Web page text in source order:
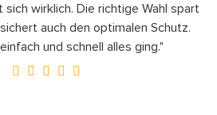
sich wirklich. Die richtige Wahl spart
auch den optimalen Schutz.
und schnell alles ging."